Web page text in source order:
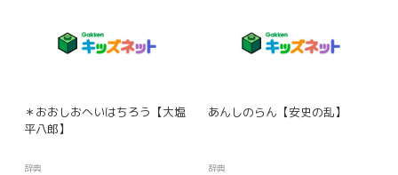
＊おおしおへいはちろう【大塩
平八郎】
辞典
あんしのらん【安史の乱】
辞典